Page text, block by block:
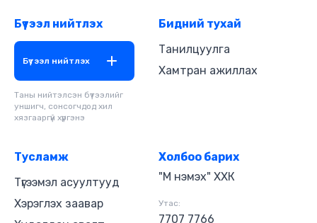
Бүтээл нийтлэх
Бүтээл нийтлэх
Таны нийтэлсэн бүтээлийг
уншигч, сонсогчдод хил
хязгааргүй хүргэнэ
Бидний тухай
Танилцуулга
Хамтран ажиллах
Тусламж
Түгээмэл асуултууд
Хэрэглэх заавар
Холбоо барих
"М нэмэх" ХХК
Утас:
7707 7766